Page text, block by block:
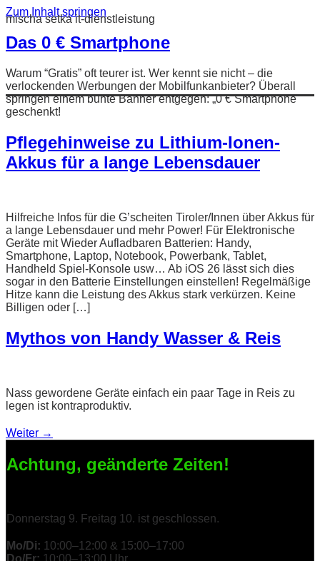
mischa setka it-dienstleistung
Zum Inhalt springen
Das 0 € Smartphone
Warum “Gratis” oft teurer ist. Wer kennt sie nicht – die
verlockenden Werbungen der Mobilfunkanbieter? Überall
springen einem bunte Banner entgegen: „0 € Smartphone
geschenkt!
Pflegehinweise zu Lithium-Ionen-
Akkus​ für a lange Lebensdauer
Hilfreiche Infos für die G’scheiten Tiroler/Innen über Akkus für
a lange Lebensdauer und mehr Power! Für Elektronische
Geräte mit Wieder Aufladbaren Batterien: Handy,
Smartphone, Laptop, Notebook, Powerbank, Tablet,
Handheld Spiel-Konsole usw… Ab iOS 26 lässt sich dies
sogar in den Batterie Einstellungen einstellen! Regelmäßige
Hitze kann die Leistung des Akkus stark verkürzen. Keine
Billigen oder […]
Mythos von Handy Wasser & Reis
Nass gewordene Geräte einfach ein paar Tage in Reis zu
legen ist kontraproduktiv.
Weiter →
Achtung, geänderte Zeiten!
Donnerstag 9. Freitag 10. ist geschlossen.
Mo/Di: 10:00–12:00 & 15:00–17:00